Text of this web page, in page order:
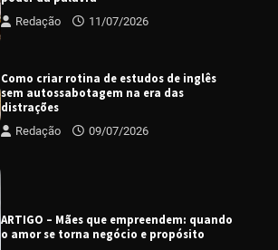
Redação 11/07/2026
Como criar rotina de estudos de inglês
sem autossabotagem na era das
distrações
Redação 09/07/2026
ARTIGO – Mães que empreendem: quando
o amor se torna negócio e propósito